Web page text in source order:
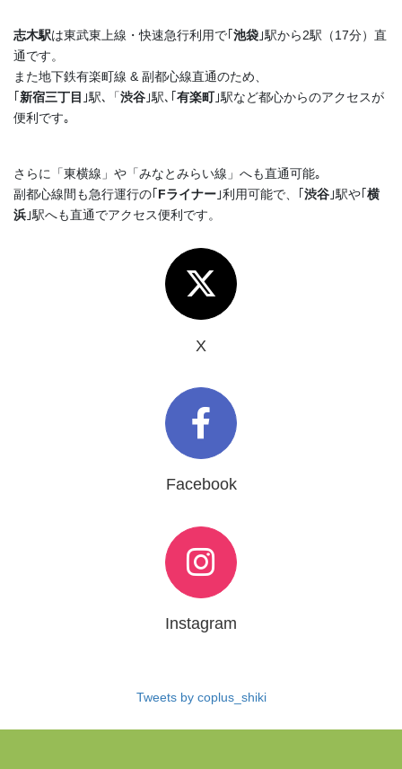
志木駅は東武東上線・快速急行利用で｢ 池袋 ｣駅から2駅（17分）直
通です。
また地下鉄有楽町線 & 副都心線直通のため、
新宿三丁目 ｣駅､「渋谷 ｣駅､｢ 有楽町｣駅など都心からのアクセスが
便利です｡
さらに「東横線」や「みなとみらい線」へも直通可能｡
副都心線間も急行運行の｢ Fライナー ｣利用可能で、｢ 渋谷 ｣駅や｢ 横
浜 ｣駅へも直通でアクセス便利です。
X
Facebook
Instagram
Tweets by coplus_shiki